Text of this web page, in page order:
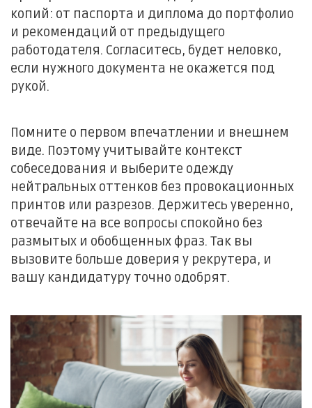
копий: от паспорта и диплома до портфолио
и рекомендаций от предыдущего
работодателя. Согласитесь, будет неловко,
если нужного документа не окажется под
рукой.
Помните о первом впечатлении и внешнем
виде. Поэтому учитывайте контекст
собеседования и выберите одежду
нейтральных оттенков без провокационных
принтов или разрезов. Держитесь уверенно,
отвечайте на все вопросы спокойно без
размытых и обобщенных фраз. Так вы
вызовите больше доверия у рекрутера, и
вашу кандидатуру точно одобрят.